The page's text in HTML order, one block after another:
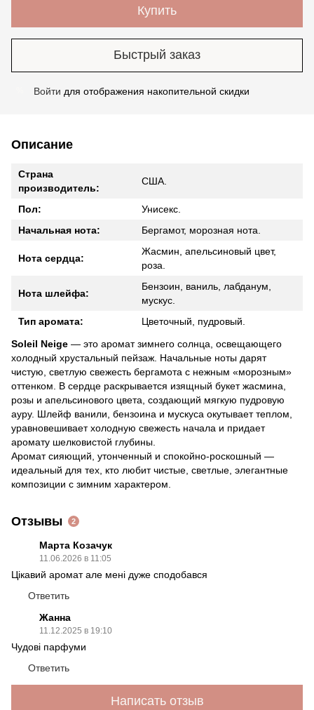
Купить
Быстрый заказ
Войти для отображения накопительной скидки
Описание
Страна
производитель:
США.
Пол:
Унисекс.
Начальная нота:
Бергамот, морозная нота.
Нота сердца:
Жасмин, апельсиновый цвет,
роза.
Нота шлейфа:
Бензоин, ваниль, лабданум,
мускус.
Тип аромата:
Цветочный, пудровый.
Soleil Neige — это аромат зимнего солнца, освещающего
холодный хрустальный пейзаж. Начальные ноты дарят
чистую, светлую свежесть бергамота с нежным «морозным»
оттенком. В сердце раскрывается изящный букет жасмина,
розы и апельсинового цвета, создающий мягкую пудровую
ауру. Шлейф ванили, бензоина и мускуса окутывает теплом,
уравновешивает холодную свежесть начала и придает
аромату шелковистой глубины.
Аромат сияющий, утонченный и спокойно-роскошный —
идеальный для тех, кто любит чистые, светлые, элегантные
композиции с зимним характером.
Отзывы 2
Марта Козачук
11.06.2026 в 11:05
Цікавий аромат але мені дуже сподобався
Ответить
Жанна
11.12.2025 в 19:10
Чудові парфуми
Ответить
Написать отзыв